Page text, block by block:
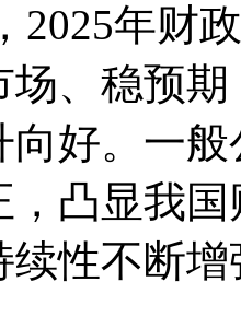
2025年财
场、稳预
向好。一
，凸显我
性不断